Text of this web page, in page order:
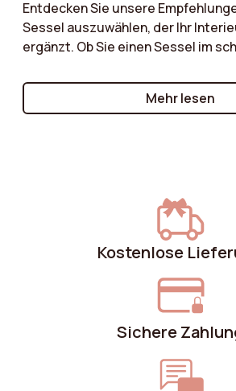
Form der Füße
Entdecken Sie unsere
Sessel auszuwählen, der Ihr
ergänzt. Ob Sie einen Sessel im
Modell oder einen zeitlosen
suchen – wir führen Sie durch die
Mehr lesen
Kostenlose
Sichere